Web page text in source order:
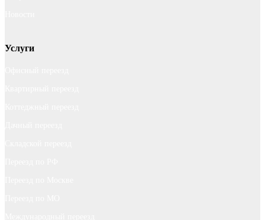
Услуги